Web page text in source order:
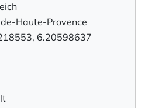
Haute-Provence
6.20598637